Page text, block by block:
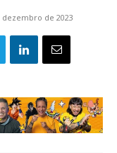
dezembro de 2023